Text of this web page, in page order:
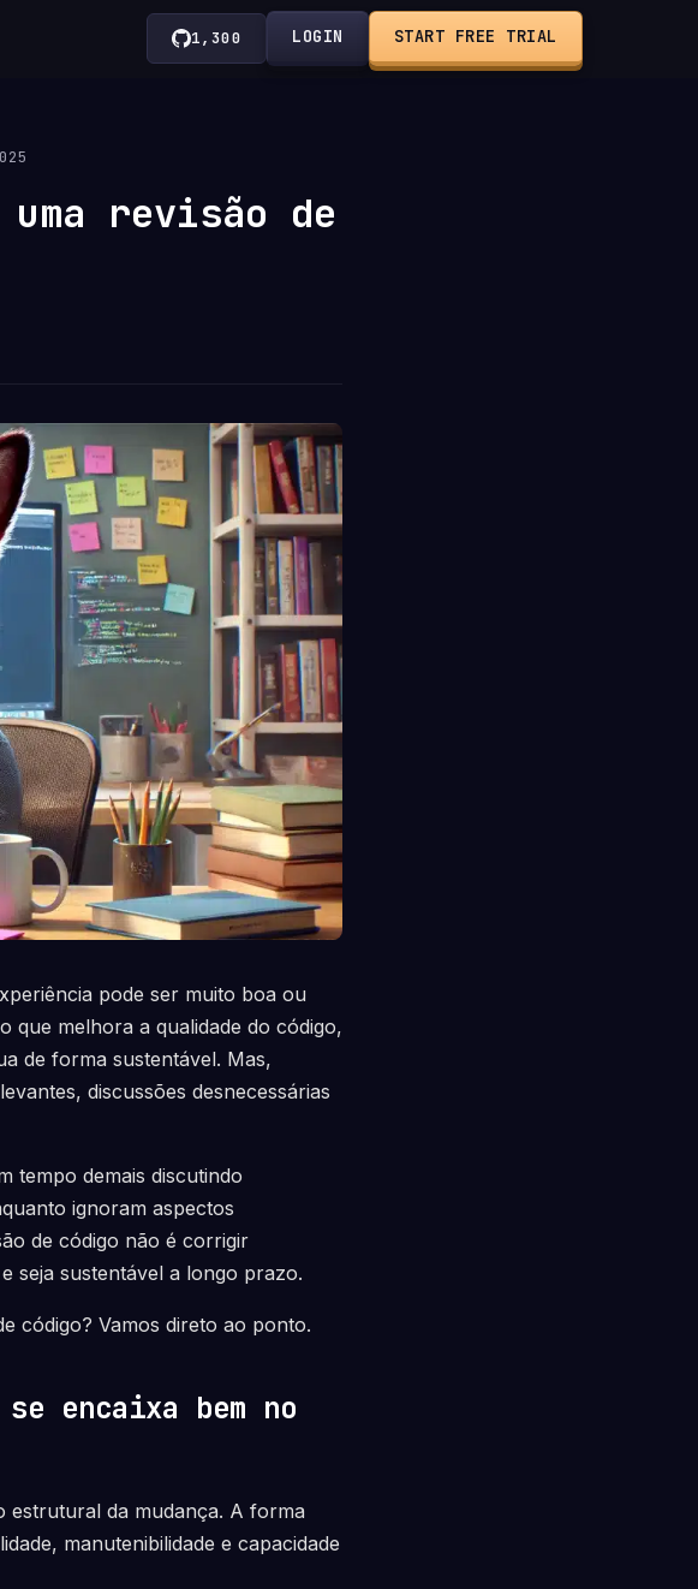
1,300 LOGIN START FREE TRIAL
revisão de
pode ser muito boa ou
que melhora a qualidade do código,
de forma sustentável. Mas,
discussões desnecessárias
tempo demais discutindo
ignoram aspectos
de código não é corrigir
seja sustentável a longo prazo.
código? Vamos direto ao ponto.
encaixa bem no
estrutural da mudança. A forma
manutenibilidade e capacidade